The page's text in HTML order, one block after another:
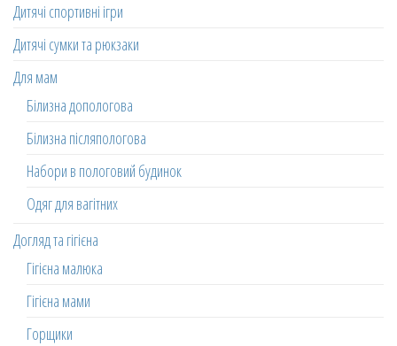
Дитячі спортивні ігри
Дитячі сумки та рюкзаки
Для мам
Білизна допологова
Білизна післяпологова
Набори в пологовий будинок
Одяг для вагітних
Догляд та гігієна
Гігієна малюка
Гігієна мами
Горщики